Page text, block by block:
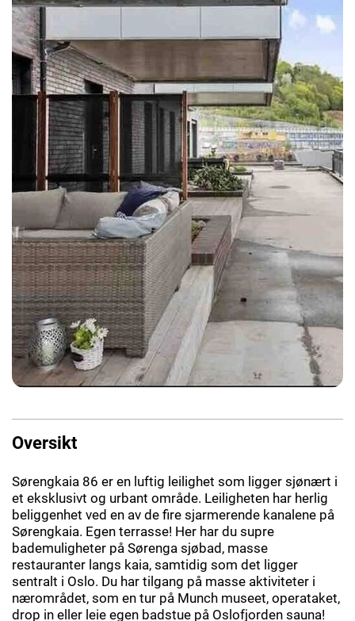
Oversikt
Sørengkaia 86 er en luftig leilighet som ligger sjønært i
et eksklusivt og urbant område. Leiligheten har herlig
beliggenhet ved en av de fire sjarmerende kanalene på
Sørengkaia. Egen terrasse! Her har du supre
bademuligheter på Sørenga sjøbad, masse
restauranter langs kaia, samtidig som det ligger
sentralt i Oslo. Du har tilgang på masse aktiviteter i
nærområdet, som en tur på Munch museet, operataket,
drop in eller leie egen badstue på Oslofjorden sauna!